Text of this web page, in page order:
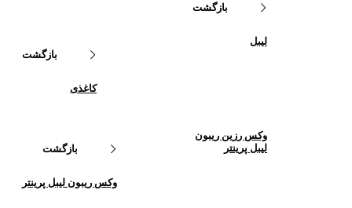
بازگشت
لیبل
بازگشت
کاغذی
وکس رزین ریبون
لیبل پرینتر
بازگشت
وکس ریبون لیبل پرینتر